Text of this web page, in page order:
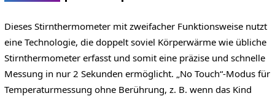
Dieses Stirnthermometer mit zweifacher Funktionsweise nutzt
eine Technologie, die doppelt soviel Körperwärme wie übliche
Stirnthermometer erfasst und somit eine präzise und schnelle
Messung in nur 2 Sekunden ermöglicht. „No Touch“-Modus für
Temperaturmessung ohne Berührung, z. B. wenn das Kind